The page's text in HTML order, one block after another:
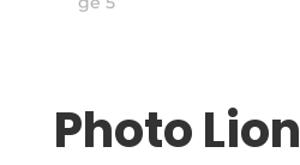
Photo Lion